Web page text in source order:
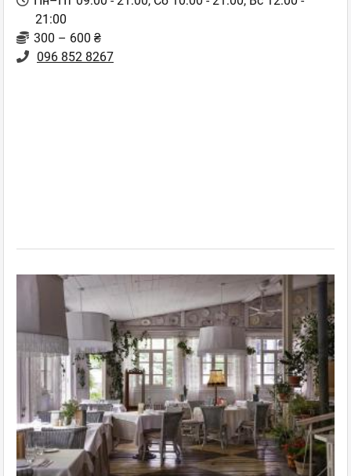
21:00
300 – 600 ₴
096 852 8267